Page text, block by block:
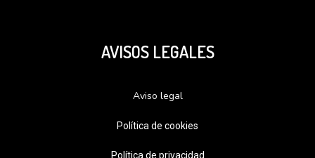
AVISOS LEGALES
Aviso legal
Política de cookies
Política de privacidad